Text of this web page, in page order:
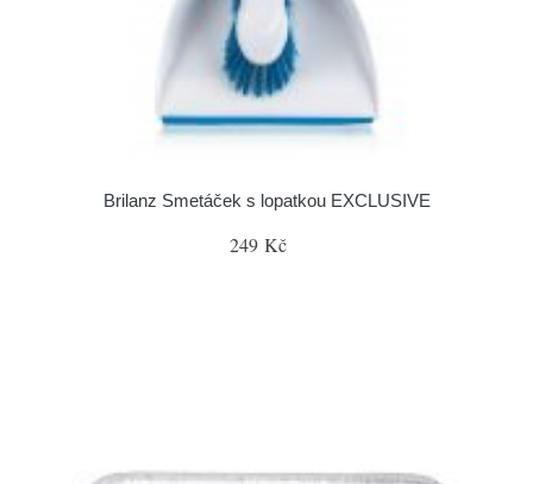
Brilanz Smetáček s lopatkou EXCLUSIVE
249 Kč